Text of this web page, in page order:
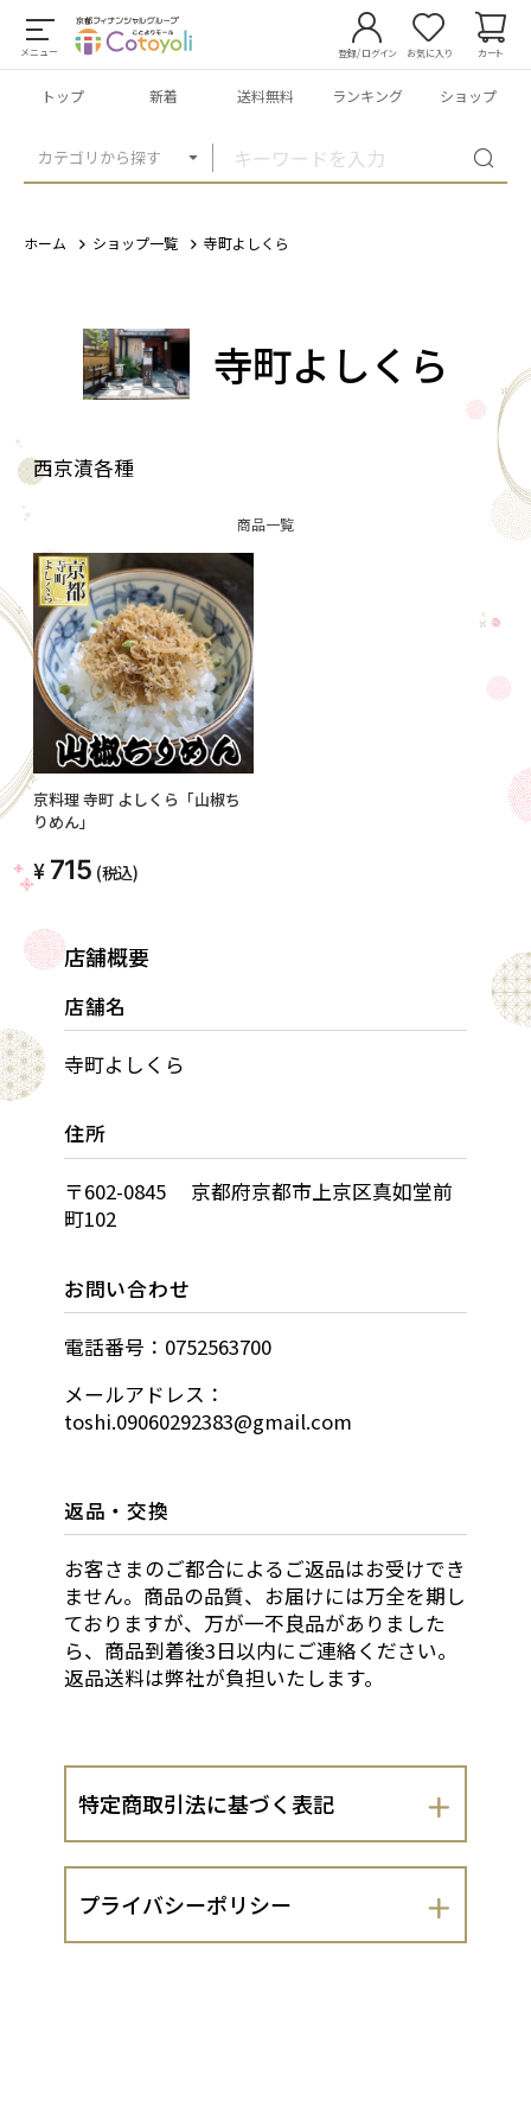
メニュー
カテゴリから探す
登録/ログイン お気に入り カート
トップ 新着 送料無料 ランキング ショップ
ホーム ショップ一覧 寺町よしくら
寺町よしくら
西京漬各種
商品一覧
京料理 寺町 よしくら「山椒ち
りめん」
715 (税込)
店舗概要
店舗名
寺町よしくら
住所
〒602-0845 京都府京都市上京区真如堂前
町102
お問い合わせ
電話番号：0752563700
メールアドレス：
toshi.09060292383@gmail.com
返品・交換
お客さまのご都合によるご返品はお受けでき
ません。商品の品質、お届けには万全を期し
ておりますが、万が一不良品がありました
ら、商品到着後3日以内にご連絡ください。
返品送料は弊社が負担いたします。
特定商取引法に基づく表記
会社名
寺町よしくら
プライバシーポリシー